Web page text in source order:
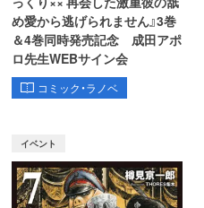
め愛から逃げられません』3巻
＆4巻同時発売記念 成田アポ
ロ先生WEBサイン会
コミック・ラノベ
イベント